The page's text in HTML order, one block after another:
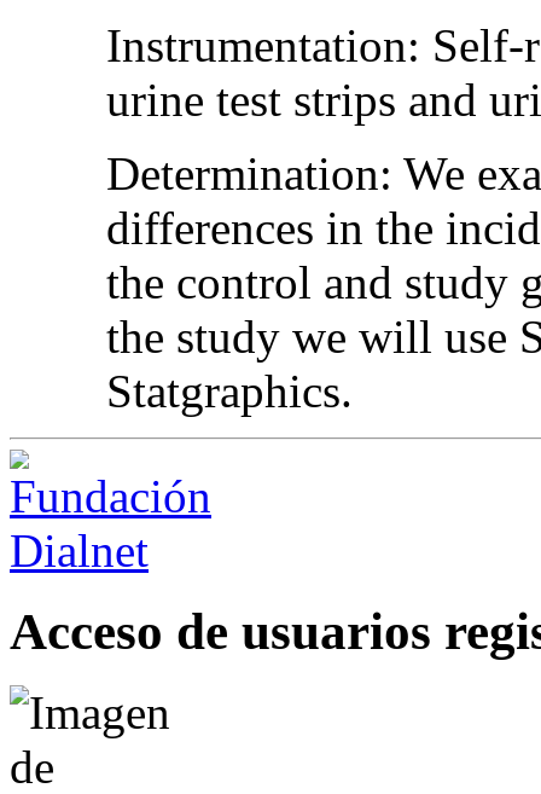
Instrumentation: Self-
urine test strips and
Determination: We
differences in the
the control and study
the study we will use
Statgraphics.
Acceso de usuarios